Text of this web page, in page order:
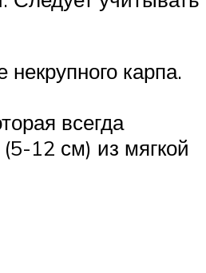
карпа.
всегда
12 см) из мягкой